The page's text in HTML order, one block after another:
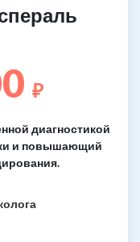
₽
диагностикой
и повышающий